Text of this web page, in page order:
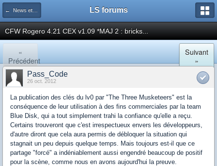
← News et actualités postées sur LS LS forums
CFW Rogero 4.21 CEX v1.09 *MAJ 2 : bricks...
«
Précédent
Suivant
»
Pass_Code
26 oct. 2012
La publication des clés du lv0 par "The Three Musketeers" est la
conséquence de leur utilisation à des fins commerciales par la team
Blue Disk, qui a tout simplement trahi la confiance qu'elle a reçu.
Certains trouveront que c'est irrespectueux envers les développeurs,
d'autre diront que cela aura permis de débloquer la situation qui
stagnait un peu depuis quelque temps. Mais toujours est-il que ce
partage "forcé" a indéniablement aussi engendré beaucoup de positif
pour la scène, comme nous en avons aujourd'hui la preuve.